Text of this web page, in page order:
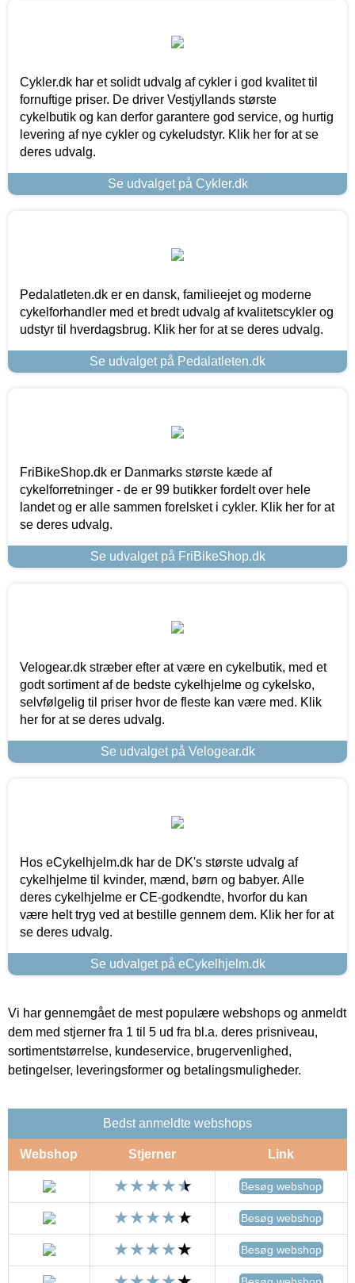
Cykler.dk har et solidt udvalg af cykler i god kvalitet til
fornuftige priser. De driver Vestjyllands største
cykelbutik og kan derfor garantere god service, og hurtig
levering af nye cykler og cykeludstyr. Klik her for at se
deres udvalg.
Se udvalget på Cykler.dk
Pedalatleten.dk er en dansk, familieejet og moderne
cykelforhandler med et bredt udvalg af kvalitetscykler og
udstyr til hverdagsbrug. Klik her for at se deres udvalg.
Se udvalget på Pedalatleten.dk
FriBikeShop.dk er Danmarks største kæde af
cykelforretninger - de er 99 butikker fordelt over hele
landet og er alle sammen forelsket i cykler. Klik her for at
se deres udvalg.
Se udvalget på FriBikeShop.dk
Velogear.dk stræber efter at være en cykelbutik, med et
godt sortiment af de bedste cykelhjelme og cykelsko,
selvfølgelig til priser hvor de fleste kan være med. Klik
her for at se deres udvalg.
Se udvalget på Velogear.dk
Hos eCykelhjelm.dk har de DK's største udvalg af
cykelhjelme til kvinder, mænd, børn og babyer. Alle
deres cykelhjelme er CE-godkendte, hvorfor du kan
være helt tryg ved at bestille gennem dem. Klik her for at
se deres udvalg.
Se udvalget på eCykelhjelm.dk
Vi har gennemgået de mest populære webshops og anmeldt
dem med stjerner fra 1 til 5 ud fra bl.a. deres prisniveau,
sortimentstørrelse, kundeservice, brugervenlighed,
betingelser, leveringsformer og betalingsmuligheder.
Bedst anmeldte webshops
Webshop Stjerner Link
Besøg webshop
Besøg webshop
Besøg webshop